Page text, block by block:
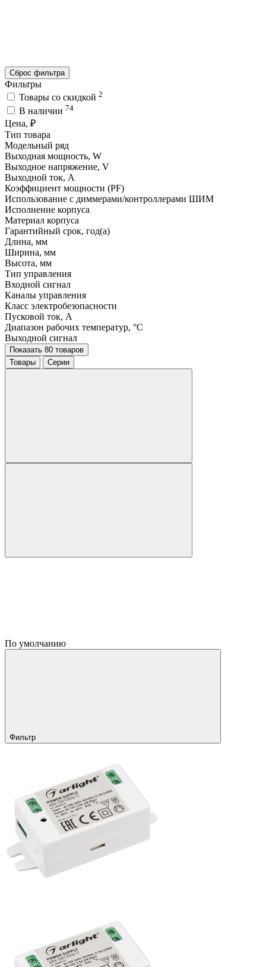
Сброс фильтра
Фильтры
Товары со скидкой 2
В наличии 74
Цена, ₽
Тип товара
Модельный ряд
Выходная мощность, W
Выходное напряжение, V
Выходной ток, A
Коэффициент мощности (PF)
Использование с диммерами/контроллерами ШИМ
Исполнение корпуса
Материал корпуса
Гарантийный срок, год(а)
Длина, мм
Ширина, мм
Высота, мм
Тип управления
Входной сигнал
Каналы управления
Класс электробезопасности
Пусковой ток, A
Диапазон рабочих температур, °C
Выходной сигнал
Показать 80 товаров
Товары
Серии
По умолчанию
Фильтр